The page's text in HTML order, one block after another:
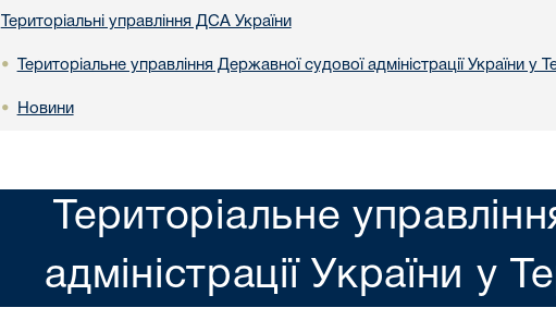
Територіальні управління ДСА України
• Територіальне управління Державної судової адміністрації України у
• Новини
Територіальне
адміністрації України у